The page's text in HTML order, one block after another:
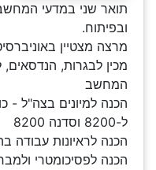
ובפיתוח.
מרצה מצטיין
מכין לבגרות, הנדסאים,
המחשב
הכנה למיונים בצה"ל -
ל-8200 וסדנה 8200
הכנה לראיונות עבודה
הכנה לפסיכומטרי